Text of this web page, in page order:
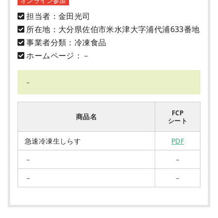
担当者：金田光司
所在地：大分県佐伯市米水津大字浦代浦633番地
事業者分類：冷凍食品
ホームページ：－
－
商品名
FCP
シート
急速冷凍生しらす
PDF
－
－
－
－